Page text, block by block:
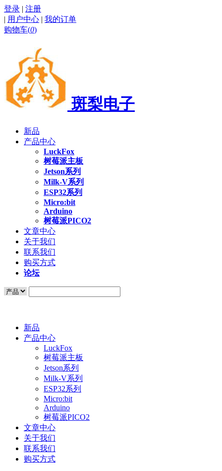
登录 | 注册
| 用户中心 | 我的订单
购物车(0)
斑梨电子
新品
产品中心
LuckFox
树莓派主板
Jetson系列
Milk-V系列
ESP32系列
Micro:bit
Arduino
树莓派PICO2
文章中心
关于我们
联系我们
购买方式
论坛
新品
产品中心
LuckFox
树莓派主板
Jetson系列
Milk-V系列
ESP32系列
Micro:bit
Arduino
树莓派PICO2
文章中心
关于我们
联系我们
购买方式